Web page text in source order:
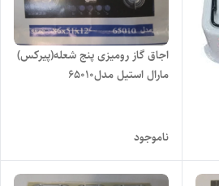
اجاق گاز رومیزی پنج شعله(پیرکس)
مارال استیل مدل۶۵۰۱۰
ناموجود